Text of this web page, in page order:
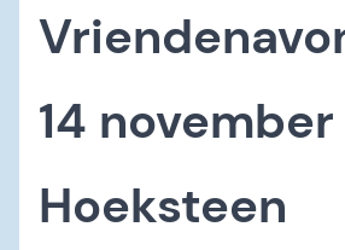
14
Hoeksteen